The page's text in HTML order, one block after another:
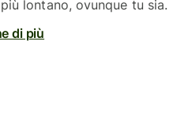
lontano, ovunque tu sia.
di più